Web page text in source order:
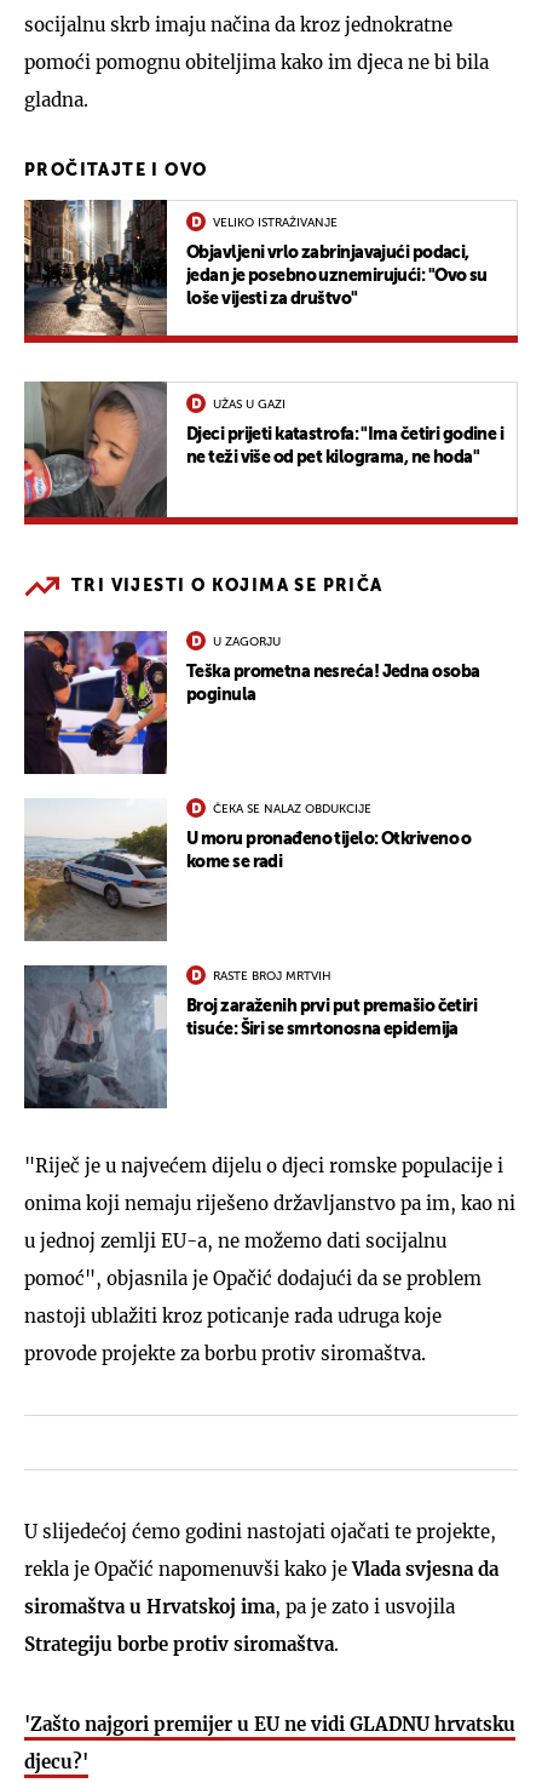
socijalnu skrb imaju načina da kroz jednokratne
pomoći pomognu obiteljima kako im djeca ne bi bila
gladna.
PROČITAJTE I OVO
VELIKO ISTRAŽIVANJE
Objavljeni vrlo zabrinjavajući podaci,
jedan je posebno uznemirujući: "Ovo su
loše vijesti za društvo"
UŽAS U GAZI
Djeci prijeti katastrofa: "Ima četiri godine i
ne teži više od pet kilograma, ne hoda"
TRI VIJESTI O KOJIMA SE PRIČA
U ZAGORJU
Teška prometna nesreća! Jedna osoba
poginula
ČEKA SE NALAZ OBDUKCIJE
U moru pronađeno tijelo: Otkriveno o
kome se radi
RASTE BROJ MRTVIH
Broj zaraženih prvi put premašio četiri
tisuće: Širi se smrtonosna epidemija
"Riječ je u najvećem dijelu o djeci romske populacije i
onima koji nemaju riješeno državljanstvo pa im, kao ni
u jednoj zemlji EU-a, ne možemo dati socijalnu
pomoć", objasnila je Opačić dodajući da se problem
nastoji ublažiti kroz poticanje rada udruga koje
provode projekte za borbu protiv siromaštva.
U slijedećoj ćemo godini nastojati ojačati te projekte,
rekla je Opačić napomenuvši kako jeVlada svjesna da
siromaštva u Hrvatskoj ima, pa je zato i usvojila
Strategiju borbe protiv siromaštva.
'Zašto najgori premijer u EU ne vidi GLADNU hrvatsku
djecu?'